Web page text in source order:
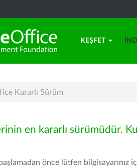
KEŞFET
Kararlı Sürüm
en kararlı sürümüdür.
önce lütfen